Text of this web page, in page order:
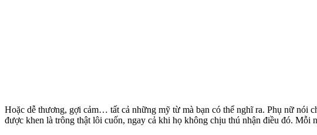
Hoặc dễ thương, gợi cảm… tất cả những mỹ từ mà bạn có thể nghĩ ra. Phụ nữ nói
được khen là trông thật lôi cuốn, ngay cả khi họ không chịu thú nhận điều đó. Mỗi